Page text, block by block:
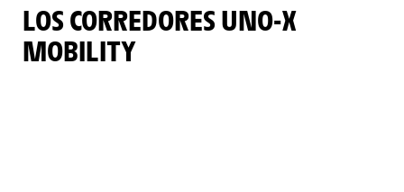
LOS CORREDORES UNO-X
MOBILITY